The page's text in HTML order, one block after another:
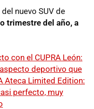
nuevo SUV de
trimestre del año, a
con el CUPRA León:
deportivo que
Ateca Limited Edition:
perfecto, muy